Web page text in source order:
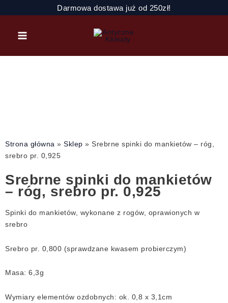
do
Darmowa dostawa już od 250zł!
Strona główna » Sklep » Srebrne spinki do mankietów – róg,
srebro pr. 0,925
Srebrne spinki do mankietów
– róg, srebro pr. 0,925
Spinki do mankietów, wykonane z rogów, oprawionych w
srebro
Srebro pr. 0,800 (sprawdzane kwasem probierczym)
Masa: 6,3g
Wymiary elementów ozdobnych: ok. 0,8 x 3,1cm
Srebrne